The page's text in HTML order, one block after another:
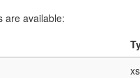
are available: